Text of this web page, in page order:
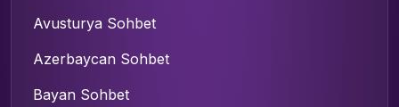
Avusturya Sohbet
Azerbaycan Sohbet
Bayan Sohbet